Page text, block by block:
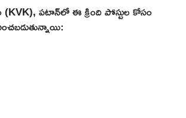
(KVK), పటాన్‌లో ఈ క్రింది పోస్టుల కోసం